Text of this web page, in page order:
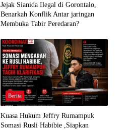
Jejak Sianida Ilegal di Gorontalo,
Benarkah Konflik Antar jaringan
Membuka Tabir Peredaran?
Berita
Kuasa Hukum Jeffry Rumampuk
Somasi Rusli Habibie ,Siapkan